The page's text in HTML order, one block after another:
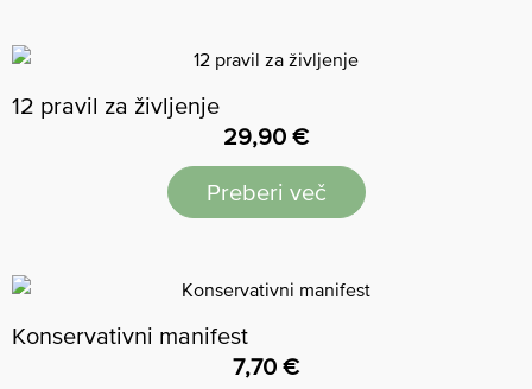
12 pravil za življenje
29,90 €
Preberi več
Konservativni manifest
7,70 €